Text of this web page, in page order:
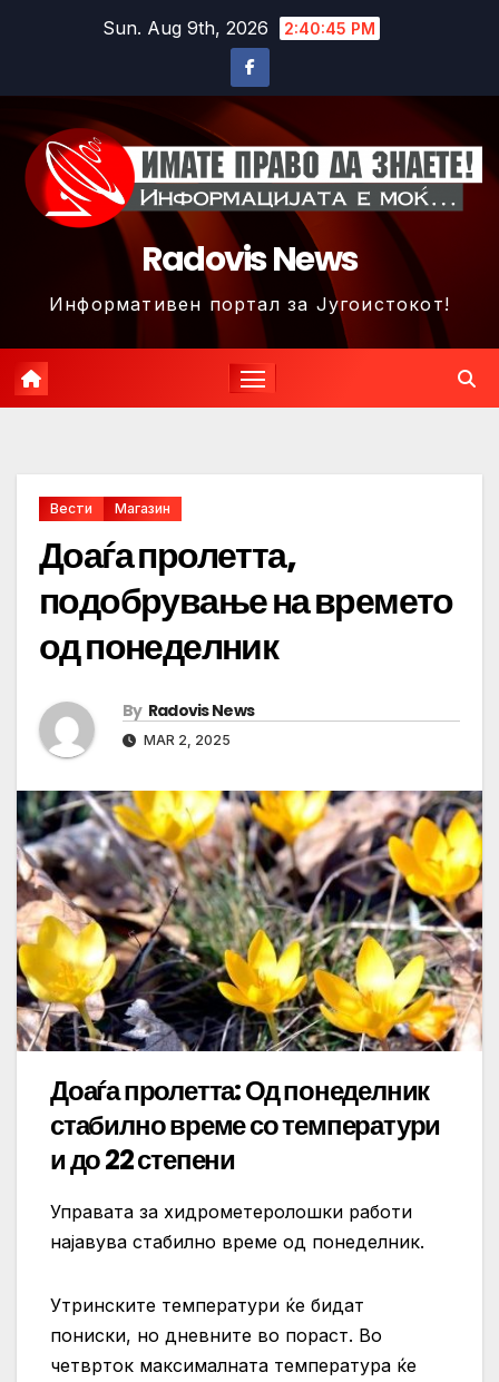
Sun. Aug 9th, 2026 2:40:48 PM
Radovis News
Информативен портал за Југоистокот!
Вести Магазин
Доаѓа пролетта,
подобрување на времето
од понеделник
By Radovis News
MAR 2, 2025
Доаѓа пролетта: Од понеделник
стабилно време со температури
и до 22 степени
Управата за хидрометеролошки работи
најавува стабилно време од понеделник.
Утринските температури ќе бидат
пониски, но дневните во пораст. Во
четврток максималната температура ќе